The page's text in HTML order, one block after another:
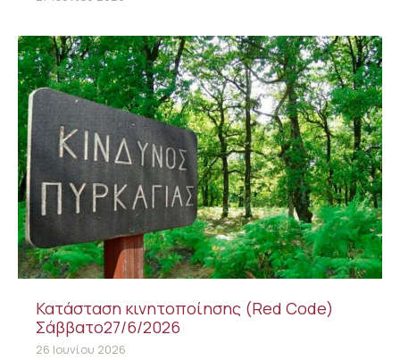
Κατάσταση κινητοποίησης (Red Code)
Σάββατο27/6/2026
26 Ιουνίου 2026